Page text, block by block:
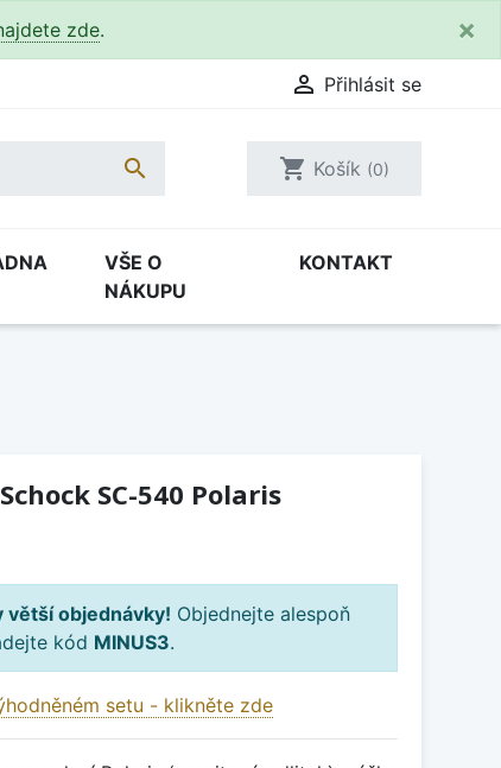
zde. ×
 Přihlásit se
 shopping_cart Košík (0)
VŠE O
NÁKUPU
KONTAKT
SC-540 Polaris
větší objednávky! Objednejte alespoň
kód MINUS3.
setu - klikněte zde